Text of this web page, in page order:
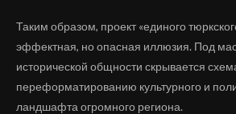
Таким образом, проект «единого
эффектная, но опасная иллюзия. Под
исторической общности скрывается
переформатированию культурного и
ландшафта огромного региона.